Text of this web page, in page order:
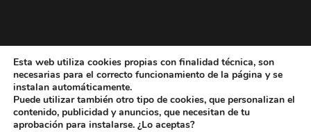
Esta web utiliza cookies propias con finalidad técnica, son
necesarias para el correcto funcionamiento de la página y se
instalan automáticamente.
Puede utilizar también otro tipo de cookies, que personalizan el
contenido, publicidad y anuncios, que necesitan de tu
aprobación para instalarse. ¿Lo aceptas?